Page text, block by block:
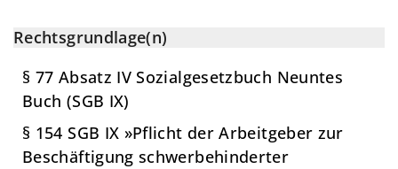
Rechtsgrundlage(n)
§ 77 Absatz IV Sozialgesetzbuch Neuntes
Buch (SGB IX)
§ 154 SGB IX »Pflicht der Arbeitgeber zur
Beschäftigung schwerbehinderter